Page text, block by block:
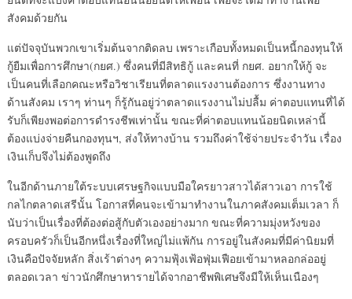
สังคมด้วยกัน
แต่ปัจจุบันพวกเขาเริ่มต้นจากติดลบ เพราะเกือบทั้งหมดเป็นหนี้กองทุนให้
กู้ยืมเพื่อการศึกษา(กยศ.) ซึ่งคนที่มีสิทธิกู้ และคนที่ กยศ. อยากให้กู้ จะ
เป็นคนที่เลือกคณะหรือวิชาเรียนที่ตลาดแรงงานต้องการ ซึ่งงานทาง
ด้านสังคม เราๆ ท่านๆ ก็รู้กันอยู่ว่าตลาดแรงงานไม่ปลื้ม ค่าตอบแทนที่ได้
รับก็เพียงพอต่อการดำรงชีพเท่านั้น ขณะที่ค่าตอบแทนน้อยนิดเหล่านี้
ต้องแบ่งจ่ายคืนกองทุนฯ, ส่งให้ทางบ้าน รวมถึงค่าใช้จ่ายประจำวัน เรื่อง
เงินเก็บจึงไม่ต้องพูดถึง
ในอีกด้านภายใต้ระบบเศรษฐกิจแบบมือใครยาวสาวได้สาวเอา การใช้
กลไกตลาดเสรีนั้น โอกาสที่คนจะเข้ามาทำงานในภาคสังคมเต็มเวลา ก็
นับว่าเป็นเรื่องที่ต้องต่อสู้กับตัวเองอย่างมาก ขณะที่ความมุ่งหวังของ
ครอบครัวก็เป็นอีกหนึ่งเรื่องที่ใหญ่ไม่แพ้กัน การอยู่ในสังคมที่มีค่านิยมที่
เงินคือปัจจัยหลัก สิ่งเร้าต่างๆ ความฟุ้งเฟ้อฟุ่มเฟือยเข้ามาหลอกล่ออยู่
ตลอดเวลา ข่าวนักศึกษาหารายได้จากอาชีพพิเศษจึงมีให้เห็นเนืองๆ